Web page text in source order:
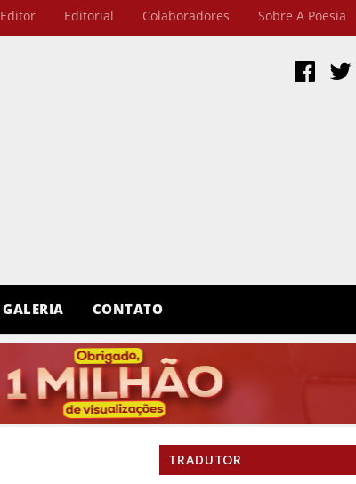
Editor Editorial Colaboradores Sobre A Poesia
GALERIA CONTATO
TRADUTOR